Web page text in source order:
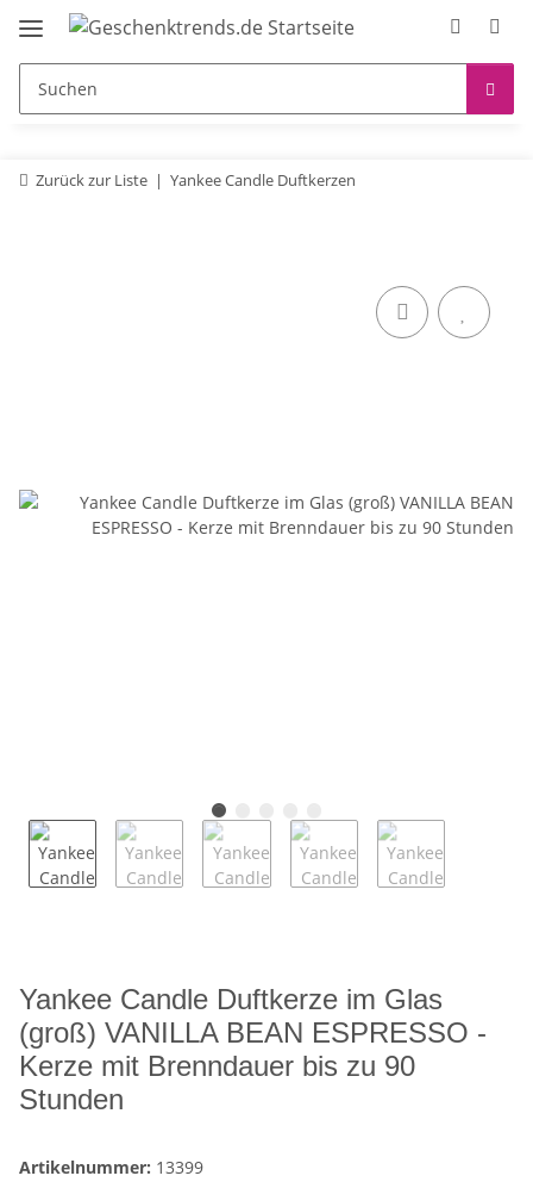
Zurück zur Liste Yankee Candle Duftkerzen
Yankee Candle Duftkerze im Glas
(groß) VANILLA BEAN ESPRESSO -
Kerze mit Brenndauer bis zu 90
Stunden
Artikelnummer: 13399